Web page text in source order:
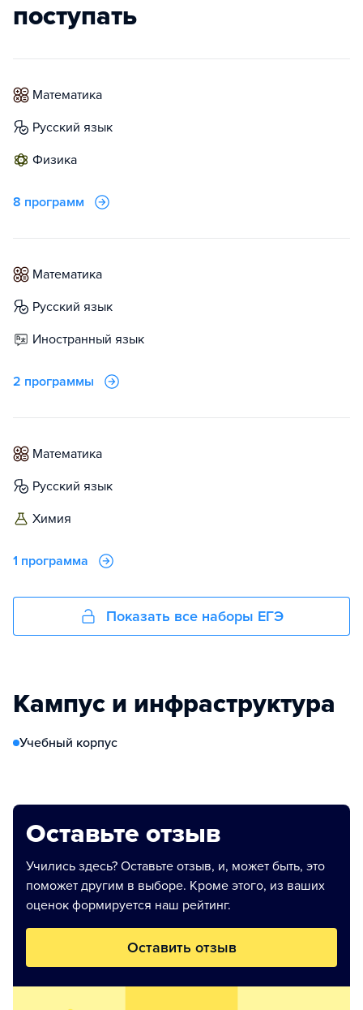
поступать
математика
русский язык
физика
8 программ
математика
русский язык
иностранный язык
2 программы
математика
русский язык
химия
1 программа
Показать все наборы ЕГЭ
Кампус и инфраструктура
Учебный корпус
Оставьте отзыв
Учились здесь? Оставьте отзыв, и, может быть, это
поможет другим в выборе. Кроме этого, из ваших
оценок формируется наш рейтинг.
Оставить отзыв